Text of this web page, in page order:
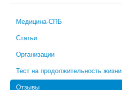
Медицина-СПБ
Статьи
Организации
Тест на продолжительность жизни
Отзывы